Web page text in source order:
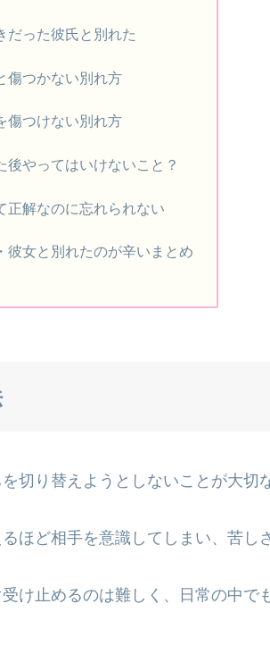
だった彼氏と別れた
傷つかない別れ方
傷つけない別れ方
後やってはいけないこと？
正解なのに忘れられない
彼女と別れたのが辛いまとめ
切り替えようとしないことが大切
ほど相手を意識してしまい、苦し
け止めるのは難しく、日常の中で